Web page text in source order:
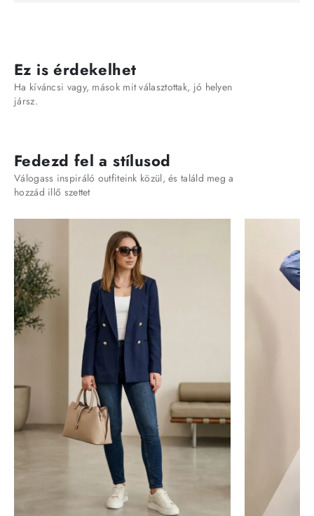
Ez is érdekelhet
Ha kíváncsi vagy, mások mit választottak, jó helyen
jársz.
Fedezd fel a stílusod
Válogass inspiráló outfiteink közül, és találd meg a
hozzád illő szettet